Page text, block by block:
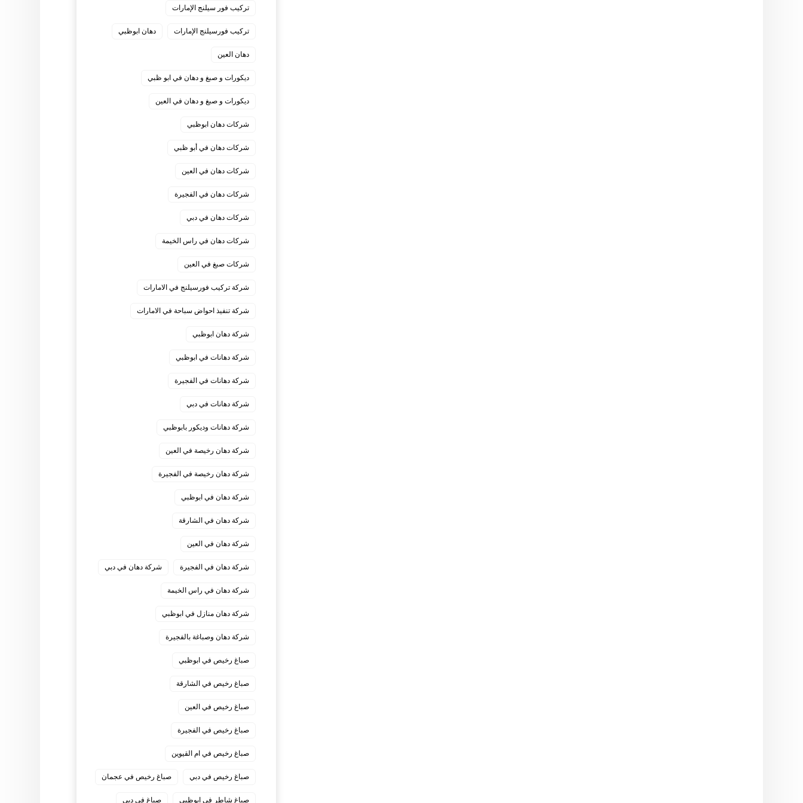
تركيب فور سيلنج الإمارات
تركيب فورسيلنج الإمارات دهان ابوظبي
دهان العين
ديكورات و صبغ و دهان في ابو ظبي
ديكورات و صبغ و دهان في العين
شركات دهان ابوظبي
شركات دهان في أبو ظبي
شركات دهان في العين
شركات دهان في الفجيرة
شركات دهان في دبي
شركات دهان في راس الخيمة
شركات صبغ في العين
شركة تركيب فورسيلنج في الامارات
شركة تنفيذ احواض سباحة في الامارات
شركة دهان ابوظبي
شركة دهانات في ابوظبي
شركة دهانات في الفجيرة
شركة دهانات في دبي
شركة دهانات وديكور بابوظبي
شركة دهان رخيصة في العين
شركة دهان رخيصة في الفجيرة
شركة دهان في ابوظبي
شركة دهان في الشارقة
شركة دهان في العين
شركة دهان في الفجيرة شركة دهان في دبي
شركة دهان في راس الخيمة
شركة دهان منازل في ابوظبي
شركة دهان وصباغة بالفجيرة
صباغ رخيص في ابوظبي
صباغ رخيص في الشارقة
صباغ رخيص في العين
صباغ رخيص في الفجيرة
صباغ رخيص في ام القيوين
صباغ رخيص في دبي صباغ رخيص في عجمان
صباغ شاطر في ابوظبي صباغ في دبي